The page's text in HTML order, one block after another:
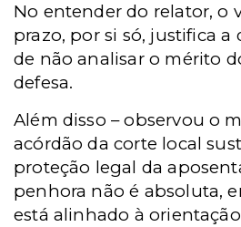
No entender do relator, o
prazo, por si só, justifica a
de não analisar o mérito
defesa.
Além disso – observou o
acórdão da corte local
proteção legal da
penhora não é absoluta,
está alinhado à